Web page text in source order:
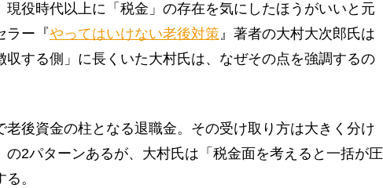
役時代以上に「税金」の存在を気にしたほうがいいと元
ラー『やってはいけない老後対策』著者の大村大次郎氏は
収する側」に長くいた大村氏は、なぜその点を強調するの
後資金の柱となる退職金。その受け取り方は大きく分け
の2パターンあるが、大村氏は「税金面を考えると一括が圧
。